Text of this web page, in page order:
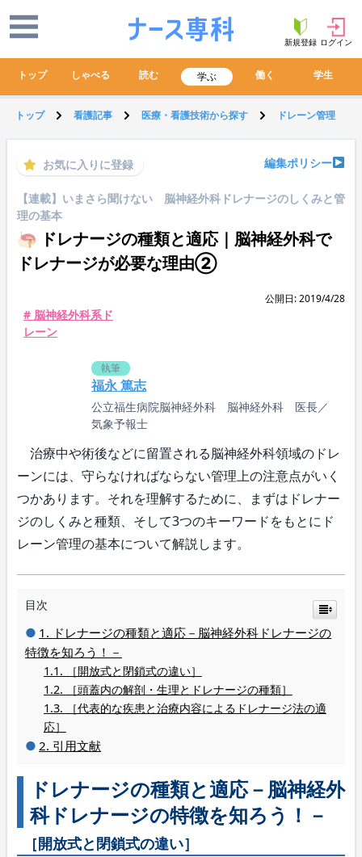
新規登録 ログイン
トップ しゃべる 読む 学ぶ 働く 学生
トップ 看護記事 医療・看護技術から探す ドレーン管理
お気に入りに登録 編集ポリシー
【連載】いまさら聞けない 脳神経外科ドレナージのしくみと管
理の基本
ドレナージの種類と適応｜脳神経外科で
ドレナージが必要な理由②
公開日: 2019/4/28
# 脳神経外科系ド
レーン
執筆
福永 篤志
公立福生病院脳神経外科 脳神経外科 医長／
気象予報士
治療中や術後などに留置される脳神経外科領域のドレ
ーンには、守らなければならない管理上の注意点がいく
つかあります。それを理解するために、まずはドレナー
ジのしくみと種類、そして3つのキーワードをもとにド
レーン管理の基本について解説します。
目次
ドレナージの種類と適応－脳神経外科ドレナージの
特徴を知ろう！－
［開放式と閉鎖式の違い］
［頭蓋内の解剖・生理とドレナージの種類］
［代表的な疾患と治療内容によるドレナージ法の適
応］
引用文献
ドレナージの種類と適応－脳神経外
科ドレナージの特徴を知ろう！－
［開放式と閉鎖式の違い］